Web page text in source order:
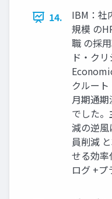
14.
IBM：社
規模 の
職 の採
ド・クリ
クルー
月期通
でした
減の逆
員削減
せる効
ログ +プ